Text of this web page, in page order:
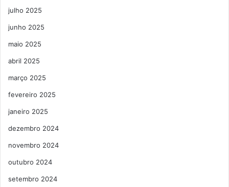
julho 2025
junho 2025
maio 2025
abril 2025
março 2025
fevereiro 2025
janeiro 2025
dezembro 2024
novembro 2024
outubro 2024
setembro 2024